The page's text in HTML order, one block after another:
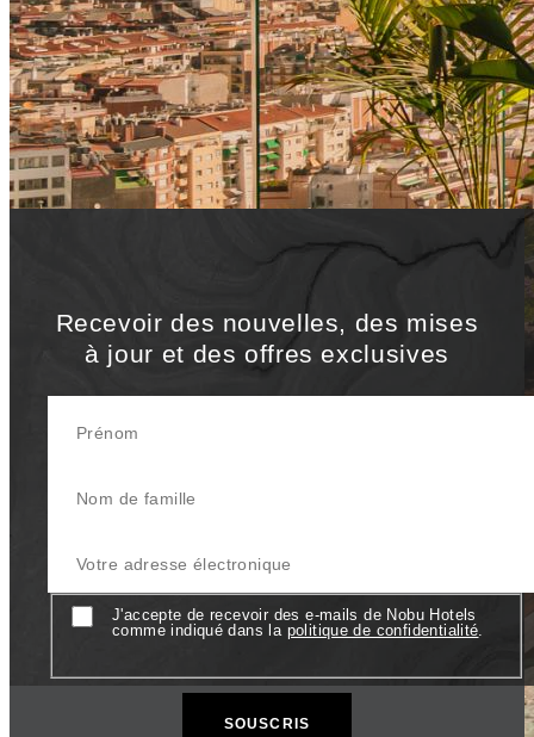
*Disponible pour les séjours entre le 15 et le 21 juin
2026.Séjour minimum de 2 nuits. Réservation non
remboursable
**Les clients logeant à l’hôtel doivent présenter leur
billet OFFSónar au moment de l’enregistrement
pour que l’offre soit applicable.
Reserver
Recevoir des nouvelles, des mises
à jour et des offres exclusives
Consentement
J'accepte de recevoir des e-mails de Nobu Hotels
comme indiqué dans la politique de confidentialité